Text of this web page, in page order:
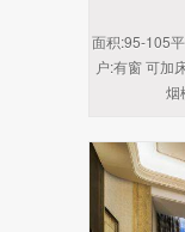
面积:95-105
户:有窗 可加
烟